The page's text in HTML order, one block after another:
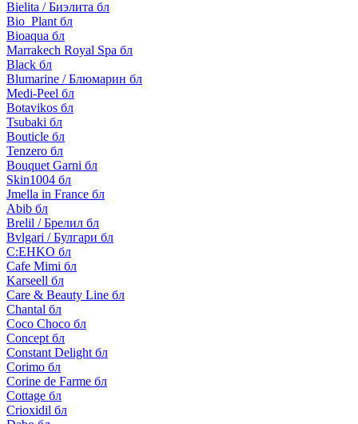
Bielita / Биэлита бл
Bio_Plant бл
Bioaqua бл
Marrakech Royal Spa бл
Black бл
Blumarine / Блюмарин бл
Medi-Peel бл
Botavikos бл
Tsubaki бл
Bouticle бл
Tenzero бл
Bouquet Garni бл
Skin1004 бл
Jmella in France бл
Abib бл
Brelil / Брелил бл
Bvlgari / Булгари бл
C:EHKO бл
Cafe Mimi бл
Karseell бл
Care & Beauty Line бл
Chantal бл
Coco Choco бл
Concept бл
Constant Delight бл
Corimo бл
Corine de Farme бл
Cottage бл
Crioxidil бл